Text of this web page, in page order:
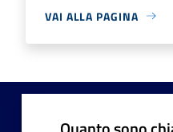
VAI ALLA PAGINA